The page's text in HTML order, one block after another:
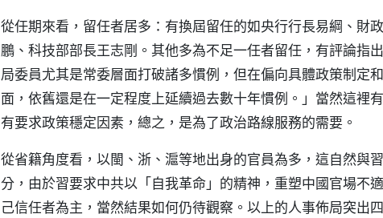
從任期來看，留任者居多：有換屆留任的如央行行長易綱、財
鵬、科技部部長王志剛。其他多為不足一任者留任，有評論指
局委員尤其是常委層面打破諸多慣例，但在偏向具體政策制定
面，依舊還是在一定程度上延續過去數十年慣例。」當然這裡
有要求政策穩定因素，總之，是為了政治路線服務的需要。
從省籍角度看，以閩、浙、滬等地出身的官員為多，這自然與
分，由於習要求中共以「自我革命」的精神，重塑中國官場不
己信任者為主，當然結果如何仍待觀察。以上的人事佈局突出